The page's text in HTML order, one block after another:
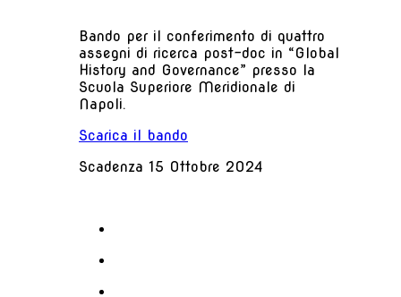
Bando per il conferimento di quattro
assegni di ricerca post-doc in “Global
History and Governance” presso la
Scuola Superiore Meridionale di
Napoli.
Scarica il bando
Scadenza 15 Ottobre 2024